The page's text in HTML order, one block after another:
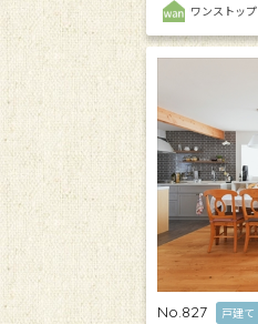
ワンストップ
No.827 戸建て